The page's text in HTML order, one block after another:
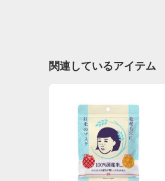
関連しているアイテム